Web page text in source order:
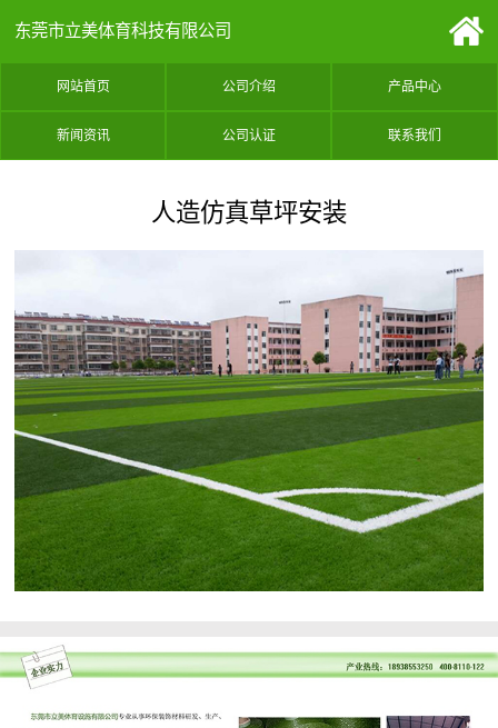
东莞市立美体育科技有限公司
网站首页 公司介绍 产品中心
新闻资讯 公司认证 联系我们
人造仿真草坪安装